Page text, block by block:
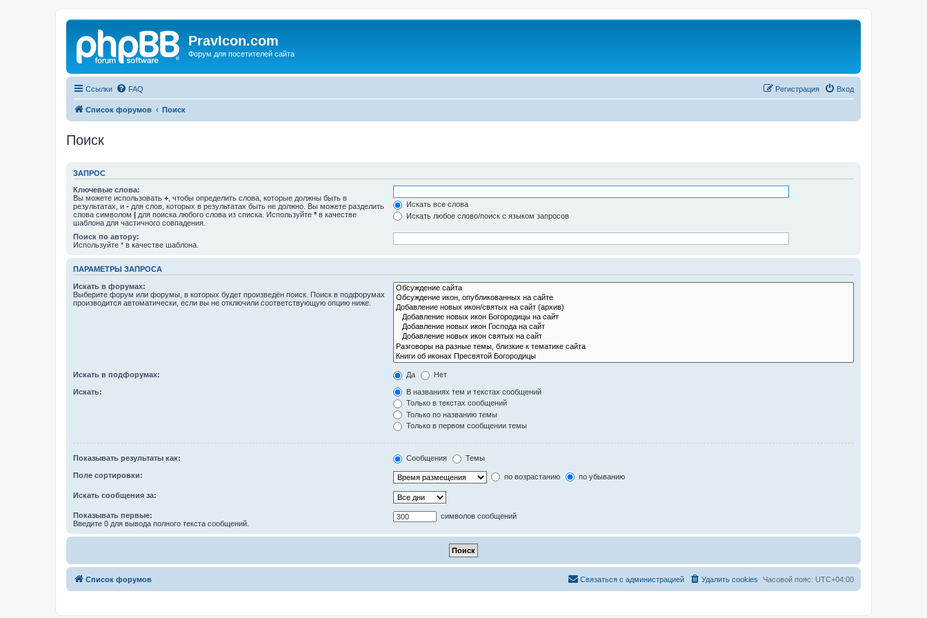
PravIcon.com
Форум для посетителей сайта
Ссылки FAQ Вход
Регистрация
Список форумов Поиск
Поиск
ЗАПРОС
Ключевые слова:
Вы можете использовать + , чтобы определить слова, которые должны быть в
результатах, и - для слов, которых в результатах быть не должно. Вы можете разделить
слова символом | для поиска любого слова из списка. Используйте * в качестве
шаблона для частичного совпадения.
Искать все слова
Искать любое слово/поиск с языком запросов
Поиск по автору:
Используйте * в качестве шаблона.
ПАРАМЕТРЫ ЗАПРОСА
Искать в форумах:
Выберите форум или форумы, в которых будет произведён поиск. Поиск в подфорумах
производится автоматически, если вы не отключили соответствующую опцию ниже.
Искать в подфорумах: Да Нет
Искать:
В названиях тем и текстах сообщений
Только в текстах сообщений
Только по названию темы
Только в первом сообщении темы
Показывать результаты как: Сообщения Темы
Поле сортировки: по возрастанию по убыванию
Искать сообщения за:
Показывать первые:
Введите 0 для вывода полного текста сообщений.
символов сообщений
Список форумов Часовой пояс: UTC+04:00
Удалить cookies
Связаться с администрацией